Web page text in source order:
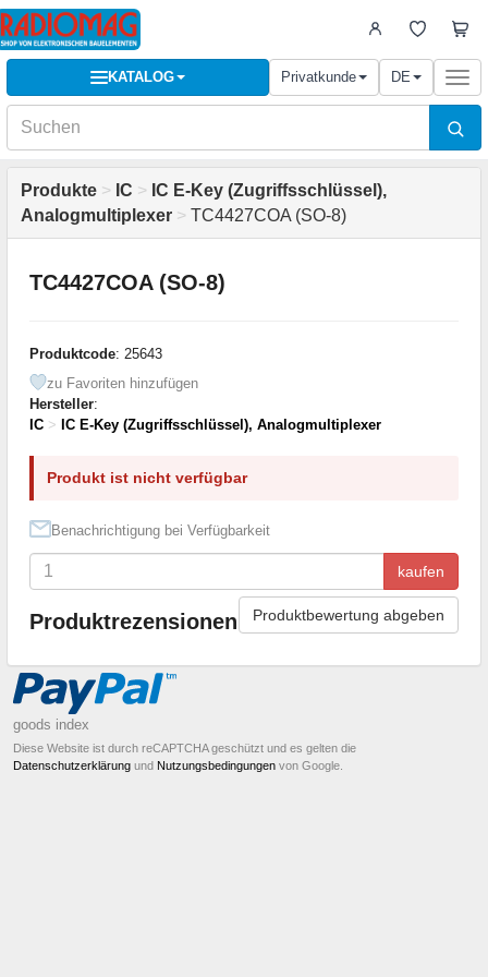
KATALOG Privatkunde DE
Produkte > IC > IC E-Key (Zugriffsschlüssel),
Analogmultiplexer > TC4427COA (SO-8)
TC4427COA (SO-8)
Produktcode: 25643
zu Favoriten hinzufügen
Hersteller:
IC > IC E-Key (Zugriffsschlüssel), Analogmultiplexer
Produkt ist nicht verfügbar
Benachrichtigung bei Verfügbarkeit
kaufen
Produktrezensionen Produktbewertung abgeben
goods index
Diese Website ist durch reCAPTCHA geschützt und es gelten die
Datenschutzerklärung und Nutzungsbedingungen von Google.